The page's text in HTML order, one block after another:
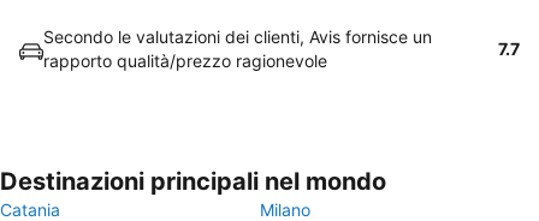
Secondo le valutazioni dei clienti, Avis fornisce un
rapporto qualità/prezzo ragionevole
7.7
Destinazioni principali nel mondo
Catania
Milano